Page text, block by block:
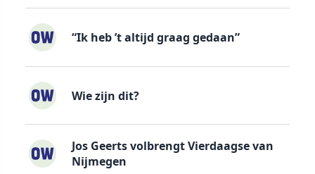
“Ik heb ’t altijd graag gedaan”
Wie zijn dit?
Jos Geerts volbrengt Vierdaagse van
Nijmegen